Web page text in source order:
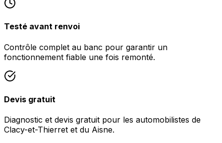
Testé avant renvoi
Contrôle complet au banc pour garantir un
fonctionnement fiable une fois remonté.
Devis gratuit
Diagnostic et devis gratuit pour les automobilistes de
Clacy-et-Thierret et du Aisne.